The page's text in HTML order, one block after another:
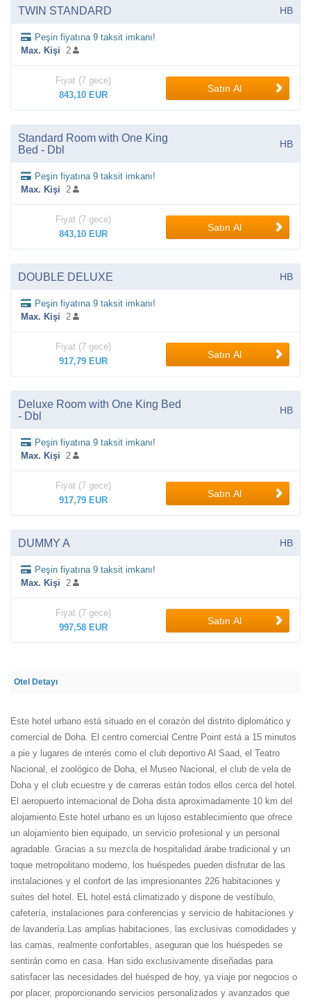
TWIN STANDARD HB
Peşin fiyatına 9 taksit imkanı!
Max. Kişi 2
Fiyat (7 gece)
843,10 EUR
Satın Al
Standard Room with One King
Bed - Dbl
HB
Peşin fiyatına 9 taksit imkanı!
Max. Kişi 2
Fiyat (7 gece)
843,10 EUR
Satın Al
DOUBLE DELUXE HB
Peşin fiyatına 9 taksit imkanı!
Max. Kişi 2
Fiyat (7 gece)
917,79 EUR
Satın Al
Deluxe Room with One King Bed
- Dbl
HB
Peşin fiyatına 9 taksit imkanı!
Max. Kişi 2
Fiyat (7 gece)
917,79 EUR
Satın Al
DUMMY A HB
Peşin fiyatına 9 taksit imkanı!
Max. Kişi 2
Fiyat (7 gece)
997,58 EUR
Satın Al
Otel Detayı
Este hotel urbano está situado en el corazón del distrito diplomático y
comercial de Doha. El centro comercial Centre Point está a 15 minutos
a pie y lugares de interés como el club deportivo Al Saad, el Teatro
Nacional, el zoológico de Doha, el Museo Nacional, el club de vela de
Doha y el club ecuestre y de carreras están todos ellos cerca del hotel.
El aeropuerto internacional de Doha dista aproximadamente 10 km del
alojamiento.Este hotel urbano es un lujoso establecimiento que ofrece
un alojamiento bien equipado, un servicio profesional y un personal
agradable. Gracias a su mezcla de hospitalidad árabe tradicional y un
toque metropolitano moderno, los huéspedes pueden disfrutar de las
instalaciones y el confort de las impresionantes 226 habitaciones y
suites del hotel. EL hotel está climatizado y dispone de vestíbulo,
cafetería, instalaciones para conferencias y servicio de habitaciones y
de lavandería.Las amplias habitaciones, las exclusivas comodidades y
las camas, realmente confortables, aseguran que los huéspedes se
sentirán como en casa. Han sido exclusivamente diseñadas para
satisfacer las necesidades del huésped de hoy, ya viaje por negocios o
por placer, proporcionando servicios personalizados y avanzados que